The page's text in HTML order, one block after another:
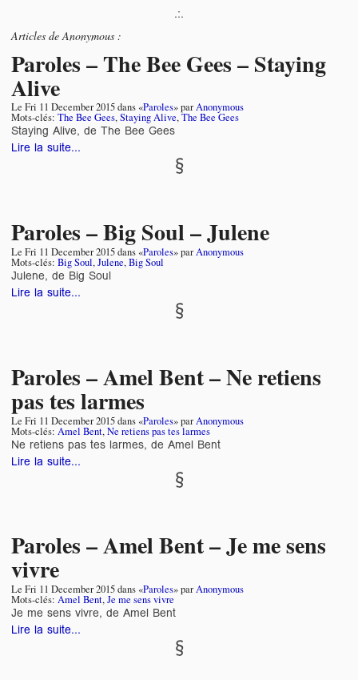
.:.
Articles deAnonymous :
Paroles – The Bee Gees – Staying
Alive
Le Fri 11 December 2015dans «Paroles» parAnonymous
Mots-clés: The Bee Gees,Staying Alive,The Bee Gees
Staying Alive, de The Bee Gees
Lire la suite...
Paroles – Big Soul – Julene
Le Fri 11 December 2015dans «Paroles» parAnonymous
Mots-clés: Big Soul,Julene,Big Soul
Julene, de Big Soul
Lire la suite...
Paroles – Amel Bent – Ne retiens
pas tes larmes
Le Fri 11 December 2015dans «Paroles» parAnonymous
Mots-clés: Amel Bent,Ne retiens pas tes larmes
Ne retiens pas tes larmes, de Amel Bent
Lire la suite...
Paroles – Amel Bent – Je me sens
vivre
Le Fri 11 December 2015dans «Paroles» parAnonymous
Mots-clés: Amel Bent,Je me sens vivre
Je me sens vivre, de Amel Bent
Lire la suite...